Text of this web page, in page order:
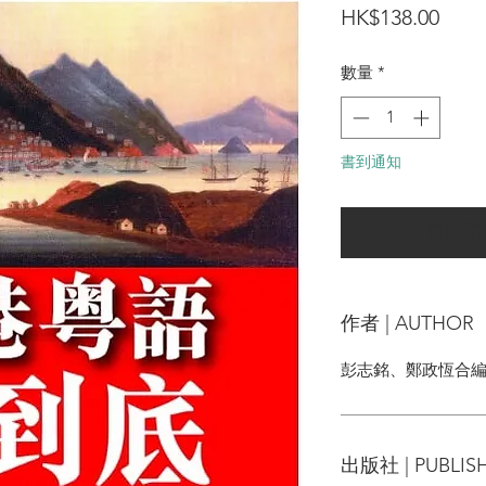
HK$138.00價
數量 *
書到通知
作者 | AUTHOR
彭志銘、鄭政恆合編
出版社 |